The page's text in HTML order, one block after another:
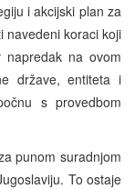
i akcijski plan za
navedeni koraci koji
na ovom
države, entiteta i
s provedbom
punom suradnjom
To ostaje